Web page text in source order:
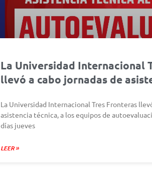
La Universidad Internacional
llevó a cabo jornadas de
La Universidad Internacional Tres Fronteras
asistencia técnica, a los equipos de
días jueves
LEER »